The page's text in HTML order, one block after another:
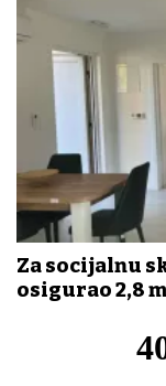
Za socijalnu
osigurao 2,8